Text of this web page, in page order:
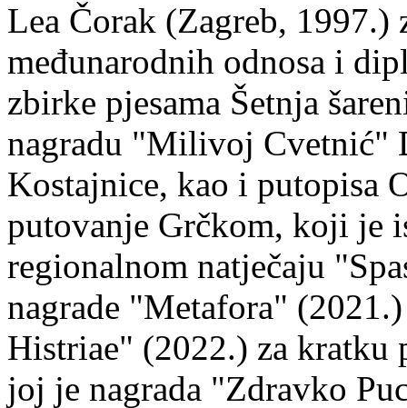
Lea Čorak (Zagreb,
međunarodnih odnosa i
zbirke pjesama Šetnja
nagradu "Milivoj Cvetnić"
Kostajnice, kao i putopisa
putovanje Grčkom, koji je
regionalnom natječaju
nagrade "Metafora"
Histriae" (2022.) za kratku
joj je nagrada "Zdravko